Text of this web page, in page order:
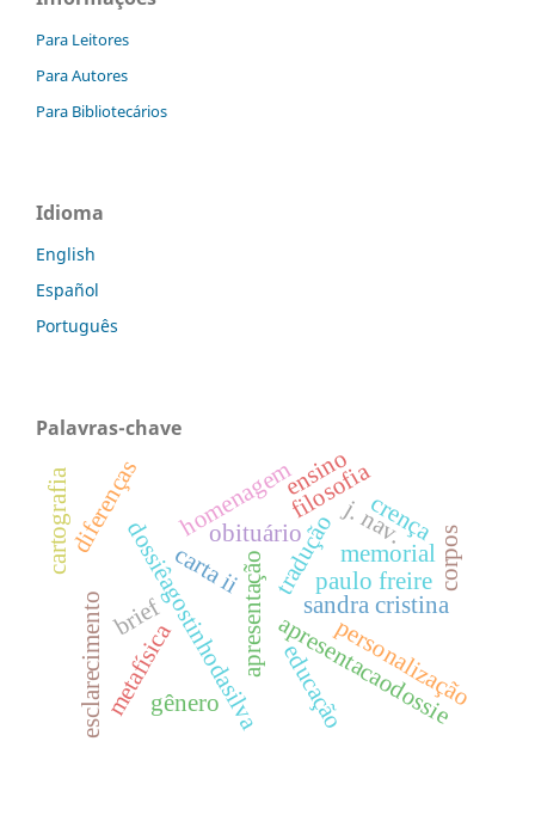
Para Leitores
Para Autores
Para Bibliotecários
Idioma
English
Español
Português
Palavras-chave
apresentação
dossiêagostinhodasilvaapresentacaodossie
tradução
brief
j. nav.
carta ii
sandra cristina
obituário
homenagem
memorial
diferenças
corpos
filosofia
metafísica
paulo freire
educaçãopersonalização
crença
cartografia
gênero
esclarecimento
ensino